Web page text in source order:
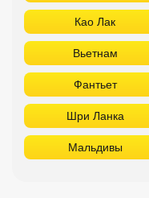
Као Лак
Вьетнам
Фантьет
Шри Ланка
Мальдивы